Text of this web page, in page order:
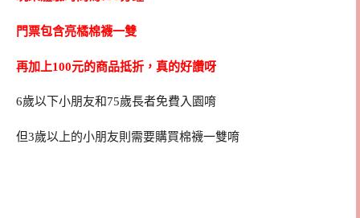
門票包含亮橘棉襪一雙
再加上100元的商品抵折，真的好讚呀
6歲以下小朋友和75歲長者免費入園唷
但3歲以上的小朋友則需要購買棉襪一雙唷